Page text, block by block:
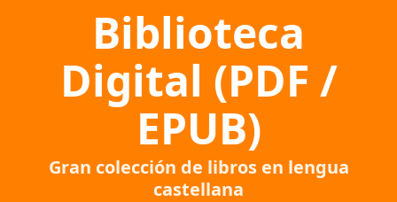
Biblioteca
Digital (PDF /
EPUB)
Gran colección de libros en lengua
castellana